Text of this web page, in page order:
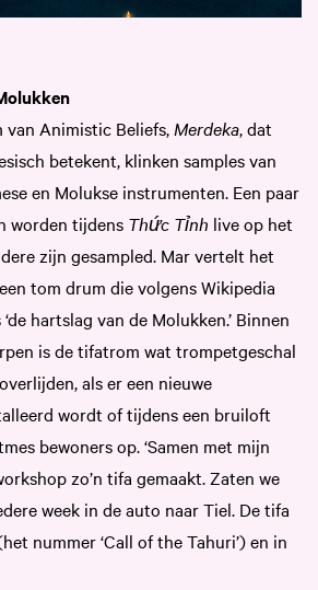
Animistic Beliefs, Merdeka, dat
betekent, klinken samples van
en Molukse instrumenten. Een paar
worden tijdens Thức Tỉnh live op het
zijn gesampled. Mar vertelt het
tom drum die volgens Wikipedia
hartslag van de Molukken.’ Binnen
is de tifatrom wat trompetgeschal
als er een nieuwe
wordt of tijdens een bruiloft
bewoners op. ‘Samen met mijn
zo’n tifa gemaakt. Zaten we
week in de auto naar Tiel. De tifa
nummer ‘Call of the Tahuri’) en in